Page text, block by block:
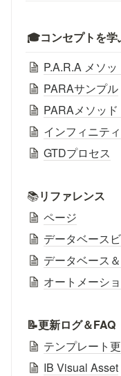
🎓コンセプトを学
P.A.R.A メソッ
PARAサンプル
PARAメソッ
インフィニテ
GTDプロセス
📚リファレンス
ページ
データベース
データベース
オートメーシ
📝更新ログ＆FAQ
テンプレート
IB Visual Asset